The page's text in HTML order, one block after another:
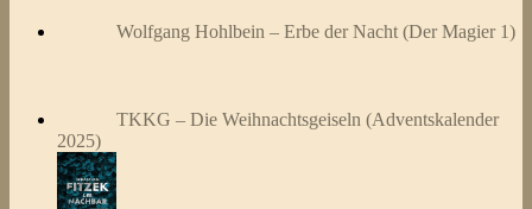
Wolfgang Hohlbein – Erbe der Nacht (Der Magier 1)
TKKG – Die Weihnachtsgeiseln (Adventskalender
2025)